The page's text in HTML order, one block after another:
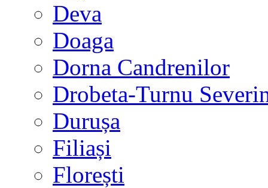
Deva
Doaga
Dorna Candrenilor
Drobeta-Turnu
Durușa
Filiași
Florești